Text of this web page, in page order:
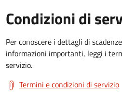
Condizioni di
Per conoscere i dettagli di
informazioni importanti, leggi i
servizio.
Termini e condizioni di servizio